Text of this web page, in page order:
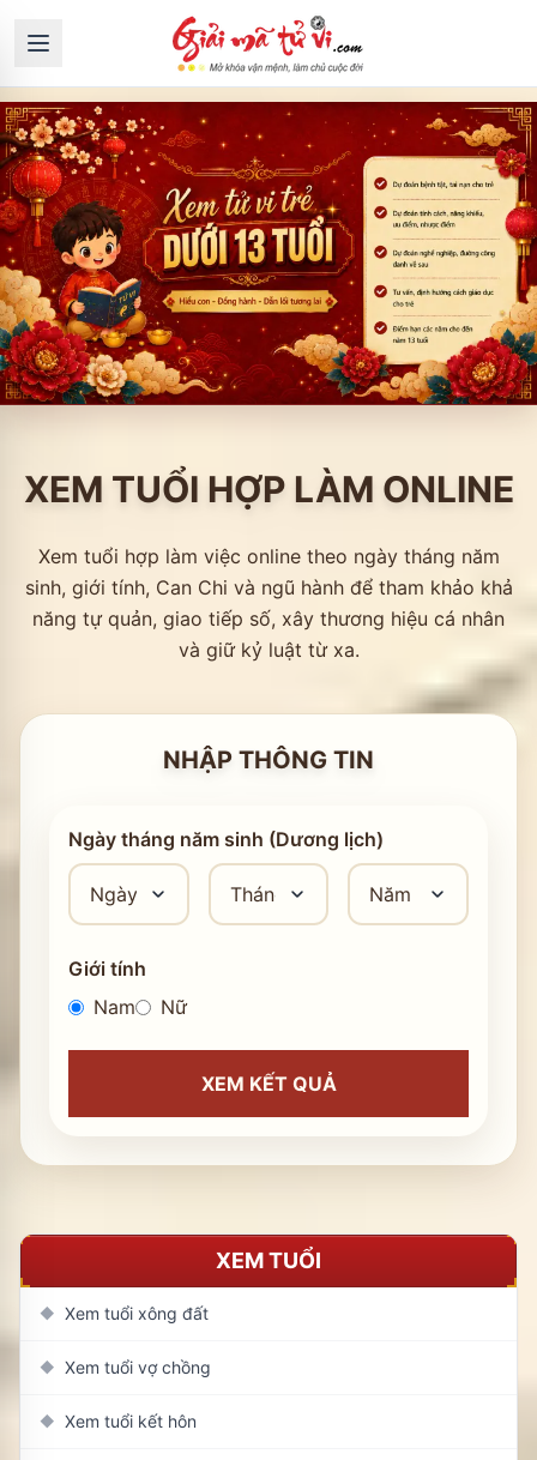
XEM TUỔI HỢP LÀM ONLINE
Xem tuổi hợp làm việc online theo ngày tháng năm
sinh, giới tính, Can Chi và ngũ hành để tham khảo khả
năng tự quản, giao tiếp số, xây thương hiệu cá nhân
và giữ kỷ luật từ xa.
NHẬP THÔNG TIN
Ngày tháng năm sinh (Dương lịch)
Giới tính
Nam
Nữ
XEM KẾT QUẢ
XEM TUỔI
◆ Xem tuổi xông đất
◆ Xem tuổi vợ chồng
◆ Xem tuổi kết hôn